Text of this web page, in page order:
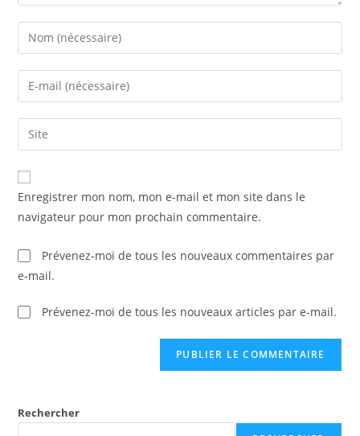
Enter
your
name
comment
Enter
your
email
address
comment
Saisir
l’URL
de
votre
(facultatif)
Enregistrer mon nom, mon e-mail et mon site dans le
navigateur pour mon prochain commentaire.
Prévenez-moi de tous les nouveaux commentaires par
e-mail.
Prévenez-moi de tous les nouveaux articles par e-mail.
Rechercher